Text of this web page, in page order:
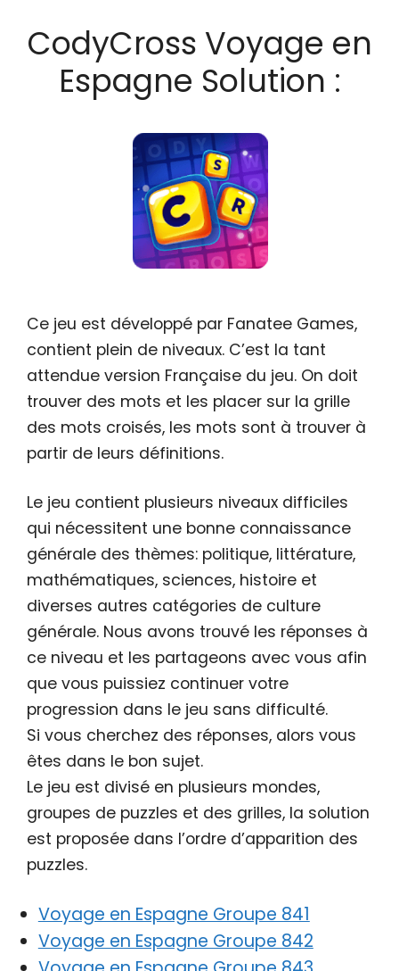
CodyCross Voyage en
Espagne Solution :
Ce jeu est développé par Fanatee Games,
contient plein de niveaux. C’est la tant
attendue version Française du jeu. On doit
trouver des mots et les placer sur la grille
des mots croisés, les mots sont à trouver à
partir de leurs définitions.
Le jeu contient plusieurs niveaux difficiles
qui nécessitent une bonne connaissance
générale des thèmes: politique, littérature,
mathématiques, sciences, histoire et
diverses autres catégories de culture
générale. Nous avons trouvé les réponses à
ce niveau et les partageons avec vous afin
que vous puissiez continuer votre
progression dans le jeu sans difficulté.
Si vous cherchez des réponses, alors vous
êtes dans le bon sujet.
Le jeu est divisé en plusieurs mondes,
groupes de puzzles et des grilles, la solution
est proposée dans l’ordre d’apparition des
puzzles.
Voyage en Espagne Groupe 841
Voyage en Espagne Groupe 842